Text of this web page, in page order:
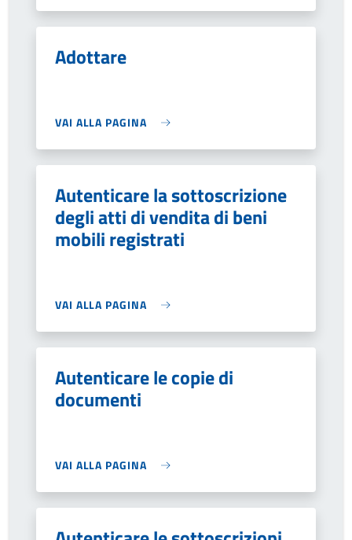
Adottare
VAI ALLA PAGINA
Autenticare la sottoscrizione
degli atti di vendita di beni
mobili registrati
VAI ALLA PAGINA
Autenticare le copie di
documenti
VAI ALLA PAGINA